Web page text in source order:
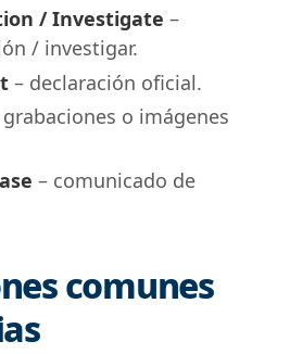
/ Investigate –
/ investigar.
– declaración oficial.
grabaciones o imágenes
– comunicado de
comunes